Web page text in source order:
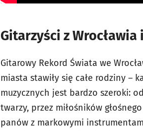
Gitarzyści z
Gitarowy Rekord Świata we
miasta stawiły się całe rodziny –
muzycznych jest bardzo szeroki:
twarzy, przez miłośników
panów z markowymi